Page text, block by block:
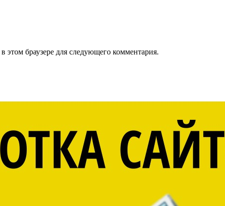
этом браузере для следующего комментария.